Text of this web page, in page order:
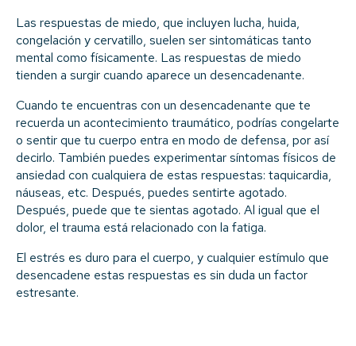
Las respuestas de miedo, que incluyen lucha, huida,
congelación y cervatillo, suelen ser sintomáticas tanto
mental como físicamente. Las respuestas de miedo
tienden a surgir cuando aparece un desencadenante.
Cuando te encuentras con un desencadenante que te
recuerda un acontecimiento traumático, podrías congelarte
o sentir que tu cuerpo entra en modo de defensa, por así
decirlo. También puedes experimentar síntomas físicos de
ansiedad con cualquiera de estas respuestas: taquicardia,
náuseas, etc. Después, puedes sentirte agotado.
Después, puede que te sientas agotado. Al igual que el
dolor, el trauma está relacionado con la fatiga.
El estrés es duro para el cuerpo, y cualquier estímulo que
desencadene estas respuestas es sin duda un factor
estresante.